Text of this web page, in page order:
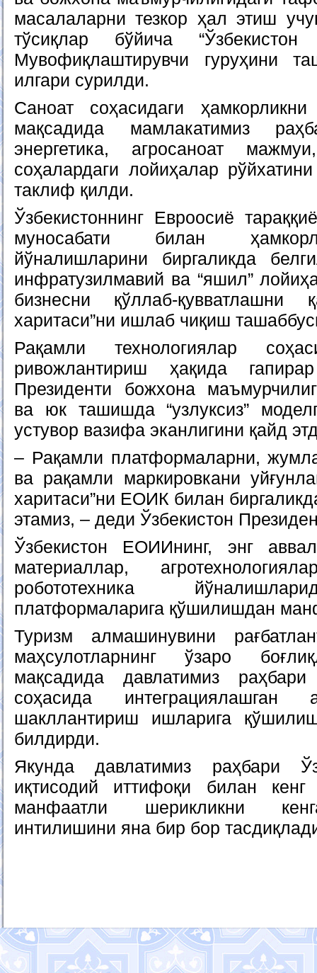
масалаларни тезкор ҳал этиш
тўсиқлар бўйича
Мувофиқлаштирувчи гуруҳини
илгари сурилди.
Саноат соҳасидаги
мақсадида мамлакатимиз
энергетика, агросаноат
соҳалардаги лойиҳалар
таклиф қилди.
Ўзбекистоннинг Евроосиё
муносабати билан
йўналишларини биргаликда
инфратузилмавий ва “яшил”
бизнесни қўллаб-
харитаси”ни ишлаб чиқиш
Рақамли технологиялар
ривожлантириш ҳақида
Президенти божхона
ва юк ташишда “узлуксиз”
устувор вазифа эканлигини қайд
– Рақамли платформаларни,
ва рақамли маркировкани
харитаси”ни ЕOИК билан
этамиз, – деди Ўзбекистон
Ўзбекистон ЕОИИнинг, энг
материаллар,
робототехника
платформаларига қўшилишдан
Туризм алмашинувини
маҳсулотларнинг ўзаро
мақсадида давлатимиз
соҳасида интеграциялашган
шакллантириш ишларига
билдирди.
Якунда давлатимиз раҳбари
иқтисодий иттифоқи билан
манфаатли шерикликни
интилишини яна бир бор